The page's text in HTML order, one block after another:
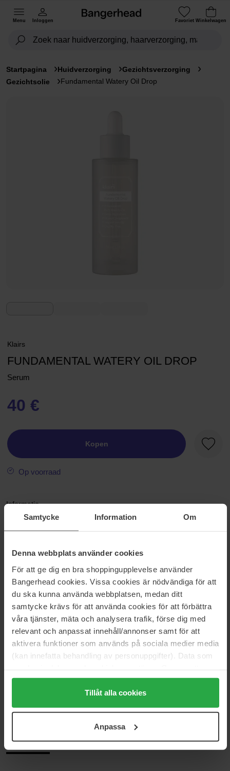
Samtycke Information Om
Denna webbplats använder cookies
För att ge dig en bra shoppingupplevelse använder
Bangerhead cookies. Vissa cookies är nödvändiga för att
du ska kunna använda webbplatsen, medan ditt
samtycke krävs för att använda cookies för att förbättra
våra tjänster, mäta och analysera trafik, förse dig med
relevant och anpassat innehåll/annonser samt för att
aktivera funktioner som används på sociala medier media
(kan innefatta behandling av personuppgifter). Data som
trycka på "Tillåt alla cookies" accepterar du alla cookies,
medan du under "Detaljer" kan anpassa användningen av
cookies. Du kan när som helst återkalla ditt samtycke.
Tillåt alla cookies
Anpassa
Menu Inloggen Favoriet Winkelwagen
Startpagina Huidverzorging
Gezichtsverzorging
Gezichtsolie
Fundamental Watery Oil Drop
Klairs
FUNDAMENTAL WATERY OIL DROP
Serum
40 €
Kopen
Op voorraad
Informatie
peptiden en gefermenteerde ingrediënten. Deze ingrediënten
bevatten veel antioxidanten en verjongende eigenschappen die je
huid met slechts een paar druppels laten stralen.
Artikelnummer: 92841
Startpagina
Gezichtsverzorging
Reviews (0)Vragen en antwoorden (0)